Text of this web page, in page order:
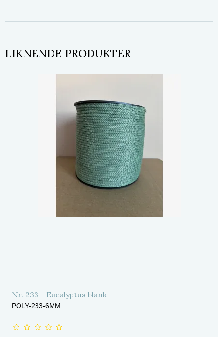
LIKNENDE PRODUKTER
Nr. 233 - Eucalyptus blank
POLY-233-6MM